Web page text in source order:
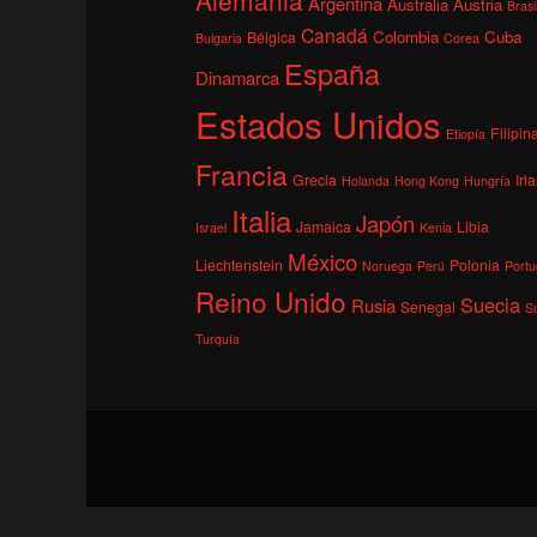
Brasil
Bulgaria Bélgica Canadá Colombia Corea Cuba
Dinamarca España
Estados Unidos Etiopía
Francia Grecia Holanda Hong Kong Hungría
Israel Italia Jamaica Japón Kenia Libia
Liechtenstein México Noruega Perú Polonia
Reino Unido Rusia Senegal Suecia
Turquía